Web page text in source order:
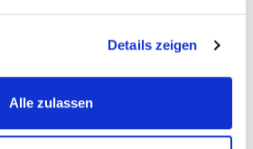
Details zeigen
Alle zulassen